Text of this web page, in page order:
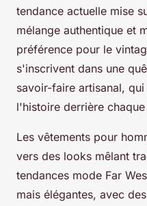
tendance actuelle mise
mélange authentique et
préférence pour le
s'inscrivent dans une
savoir-faire artisanal,
l'histoire derrière
Les vêtements pour
vers des looks mêlant
tendances mode Far
mais élégantes, avec